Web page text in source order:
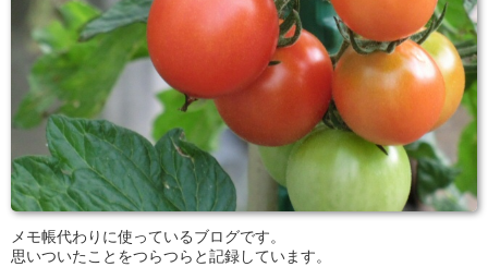
メモ帳代わりに使っているブログです。
思いついたことをつらつらと記録しています。